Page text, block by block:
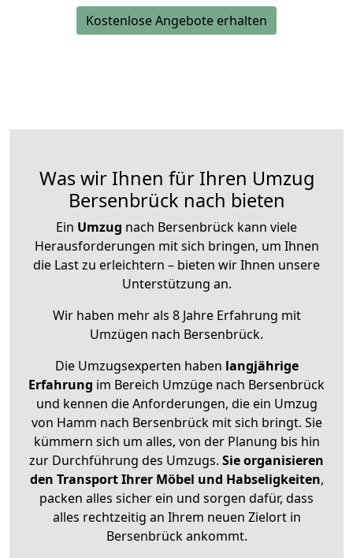
Kostenlose Angebote erhalten
Was wir Ihnen für Ihren Umzug
Bersenbrück nach bieten
Ein Umzug nach Bersenbrück kann viele
Herausforderungen mit sich bringen, um Ihnen
die Last zu erleichtern – bieten wir Ihnen unsere
Unterstützung an.
Wir haben mehr als 8 Jahre Erfahrung mit
Umzügen nach Bersenbrück.
Die Umzugsexperten haben langjährige
Erfahrung im Bereich Umzüge nach Bersenbrück
und kennen die Anforderungen, die ein Umzug
von Hamm nach Bersenbrück mit sich bringt. Sie
kümmern sich um alles, von der Planung bis hin
zur Durchführung des Umzugs. Sie organisieren
den Transport Ihrer Möbel und Habseligkeiten,
packen alles sicher ein und sorgen dafür, dass
alles rechtzeitig an Ihrem neuen Zielort in
Bersenbrück ankommt.